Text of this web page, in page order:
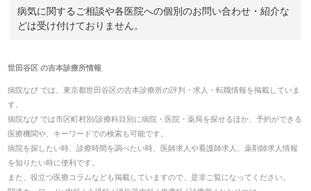
病気に関するご相談や各医院への個別のお問い合わせ・紹介な
どは受け付けておりません。
世田谷区の吉本診療所情報
病院なび では、 東京都世田谷区の吉本診療所の評判・求人・転職情報を掲載していま
す。
病院なび では市区町村別/診療科目別に病院・医院・薬局を探せるほか、予約ができる
医療機関や、キーワードでの検索も可能です。
病院を探したい時、診療時間を調べたい時、医師求人や看護師求人、薬剤師求人情報
を知りたい時に便利です。
また、役立つ医療コラムなども掲載していますので、是非ご覧になってください。